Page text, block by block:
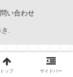
い合わせ
.
トップ サイドバー